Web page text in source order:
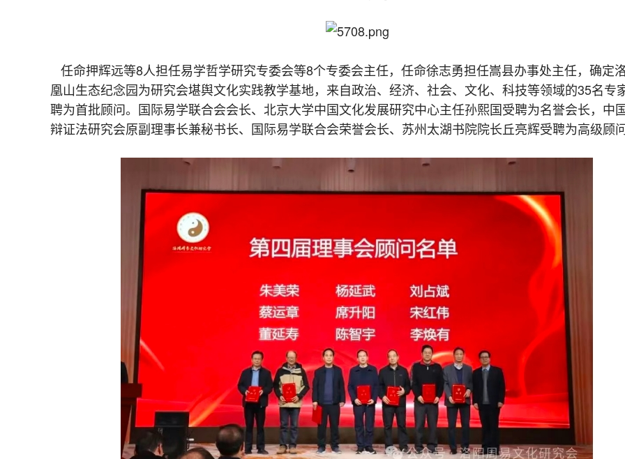
任命押辉远等8人担任易学哲学研究专委会等8个专委会主任，任命徐志勇担任嵩县办事处主任，确定
凰山生态纪念园为研究会堪舆文化实践教学基地，来自政治、经济、社会、文化、科技等领域的35名专
聘为首批顾问。国际易学联合会会长、北京大学中国文化发展研究中心主任孙熙国受聘为名誉会长，中
辩证法研究会原副理事长兼秘书长、国际易学联合会荣誉会长、苏州太湖书院院长丘亮辉受聘为高级顾